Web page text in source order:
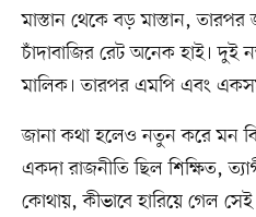
মাস্তান থেকে বড় মাস্তান, তারপর
চাঁদাবাজির রেট অনেক হাই। দুই
মালিক। তারপর এমপি এবং
জানা কথা হলেও নতুন করে মন
একদা রাজনীতি ছিল শিক্ষিত,
কোথায়, কীভাবে হারিয়ে গেল